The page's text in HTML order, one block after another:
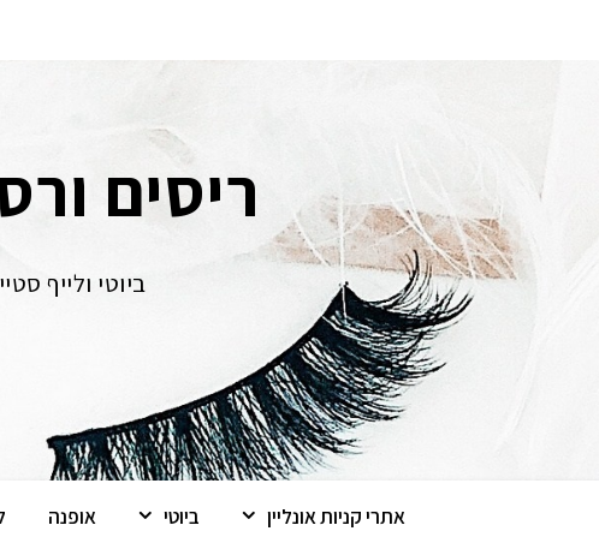
ריסים
ביוטי ולייף
אתרי קניות אונליין ביוטי אופנה